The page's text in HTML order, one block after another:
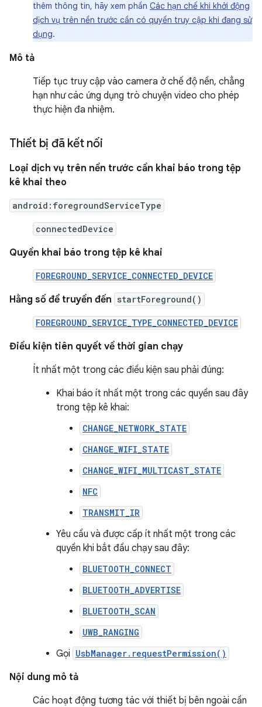
thêm thông tin, hãy xem phần Các hạn chế khi khởi động
dịch vụ trên nền trước cần có quyền truy cập khi đang sử
dụng.
Mô tả
Tiếp tục truy cập vào camera ở chế độ nền, chẳng
hạn như các ứng dụng trò chuyện video cho phép
thực hiện đa nhiệm.
Thiết bị đã kết nối
Loại dịch vụ trên nền trước cần khai báo trong tệp
kê khai theo
android:foregroundServiceType
connectedDevice
Quyền khai báo trong tệp kê khai
FOREGROUND_SERVICE_CONNECTED_DEVICE
Hằng số để truyền đến startForeground()
FOREGROUND_SERVICE_TYPE_CONNECTED_DEVICE
Điều kiện tiên quyết về thời gian chạy
Ít nhất một trong các điều kiện sau phải đúng:
Khai báo ít nhất một trong các quyền sau đây
trong tệp kê khai:
CHANGE_NETWORK_STATE
CHANGE_WIFI_STATE
CHANGE_WIFI_MULTICAST_STATE
NFC
TRANSMIT_IR
Yêu cầu và được cấp ít nhất một trong các
quyền khi bắt đầu chạy sau đây:
BLUETOOTH_CONNECT
BLUETOOTH_ADVERTISE
BLUETOOTH_SCAN
UWB_RANGING
Gọi UsbManager.requestPermission()
Nội dung mô tả
Các hoạt động tương tác với thiết bị bên ngoài cần